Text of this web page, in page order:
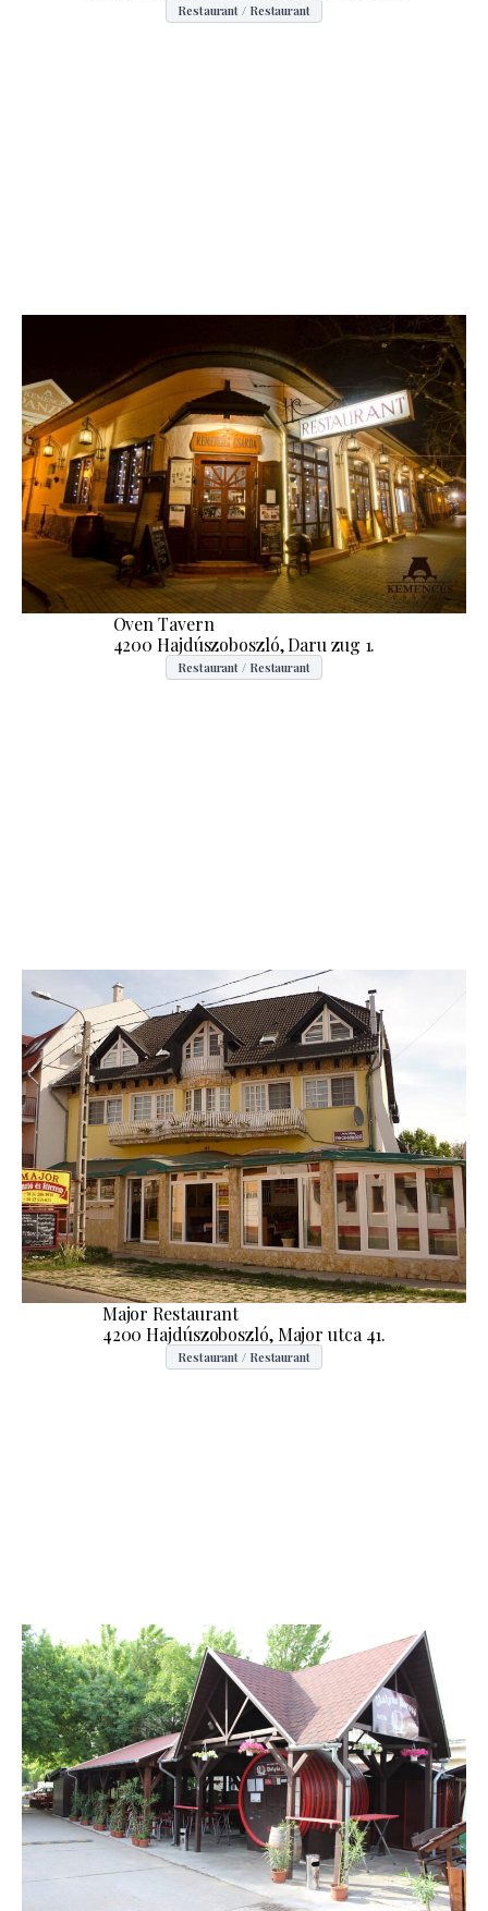
Restaurant / Restaurant
Oven Tavern
4200 Hajdúszoboszló, Daru zug 1.
Restaurant / Restaurant
Major Restaurant
4200 Hajdúszoboszló, Major utca 41.
Restaurant / Restaurant